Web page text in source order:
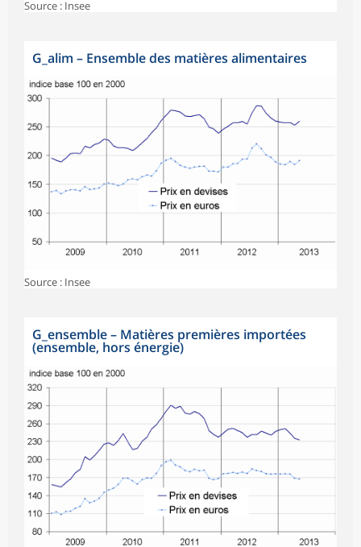
Source : Insee
G_alim – Ensemble des matières alimentaires
Source : Insee
G_ensemble– Matières premières importées
(ensemble, hors énergie)